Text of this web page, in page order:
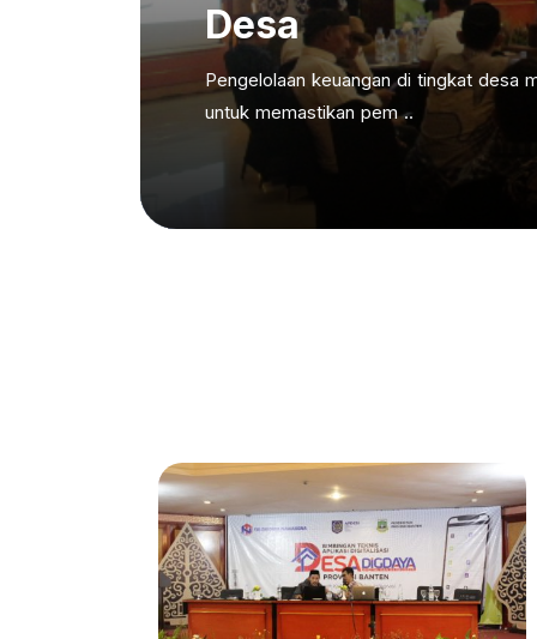
Desa
Pengelolaan keuangan di tingkat desa
untuk memastikan pem ..